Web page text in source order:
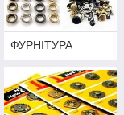
ФУРНІТУРА